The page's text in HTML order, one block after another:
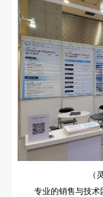
（
专业的销售与技术